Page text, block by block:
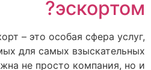
эскортом?
– это особая сфера услуг,
для самых взыскательных
не просто компания, но и